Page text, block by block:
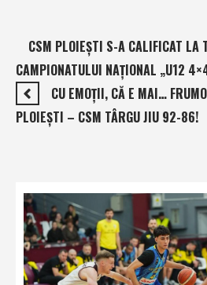
CSM PLOIEŞTI S-A CALIFICAT LA
CAMPIONATULUI NAŢIONAL „U12
CU EMOŢII, CĂ E MAI…
PLOIEŞTI – CSM TÂRGU JIU 92-86!